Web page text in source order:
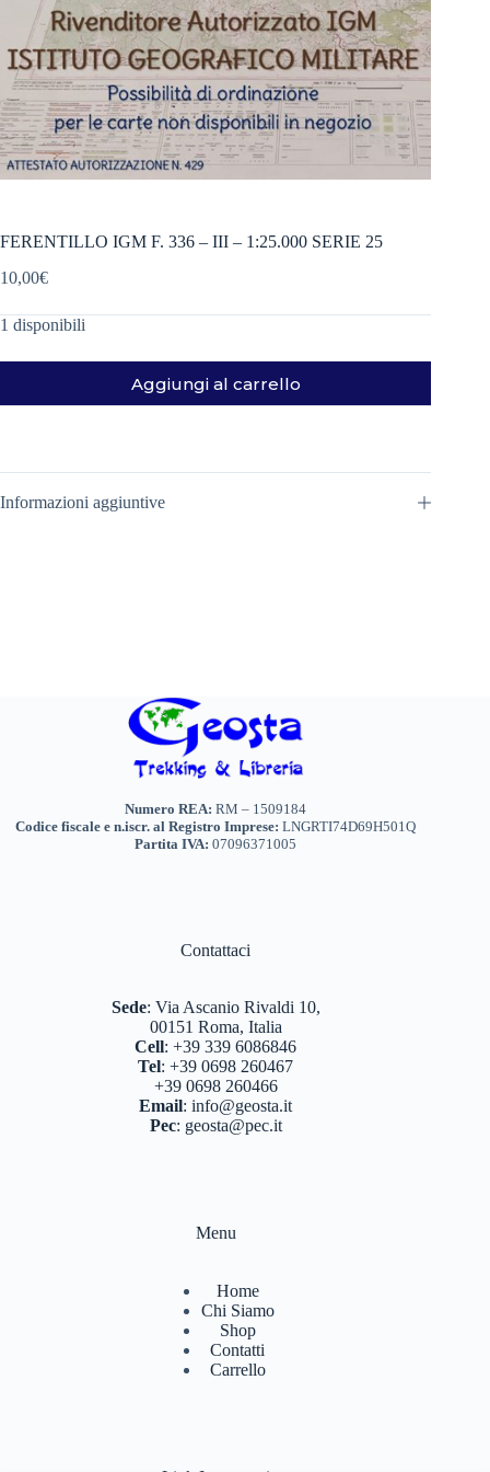
FERENTILLO IGM F. 336 – III – 1:25.000 SERIE 25
10,00€
1 disponibili
Aggiungi al carrello
Informazioni aggiuntive
Numero REA:RM – 1509184
Codice fiscale e n.iscr. al Registro Imprese:LNGRTI74D69H501Q
Partita IVA: 07096371005
Contattaci
Sede: Via Ascanio Rivaldi 10,
00151 Roma, Italia
Cell:+39 339 6086846
Tel:+39 0698 260467
+39 0698 260466
Email:info@geosta.it
Pec: geosta@pec.it
Menu
Home
Chi Siamo
Shop
Contatti
Carrello